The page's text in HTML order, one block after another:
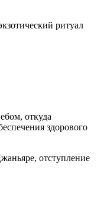
ритуал
откуда
здорового
отступление